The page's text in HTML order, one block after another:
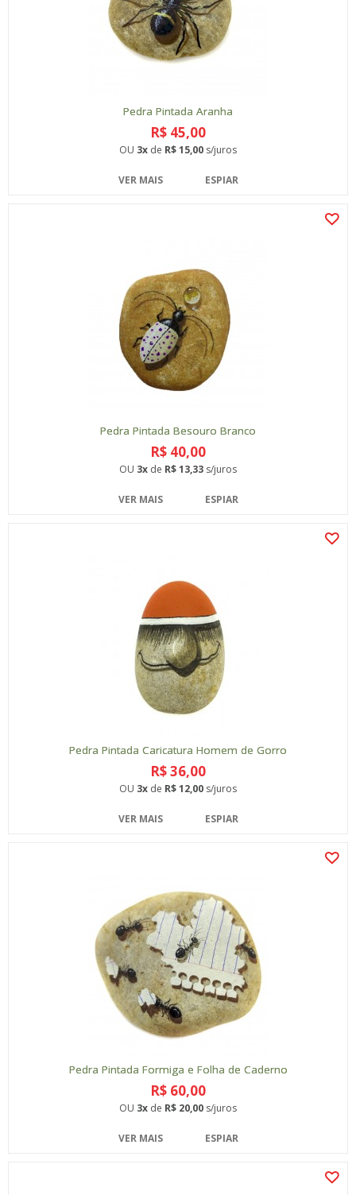
Pedra Pintada Aranha
R$ 45,00
OU 3x de R$ 15,00 s/juros
VER MAIS ESPIAR
Pedra Pintada Besouro Branco
R$ 40,00
OU 3x de R$ 13,33 s/juros
VER MAIS ESPIAR
Pedra Pintada Caricatura Homem de Gorro
R$ 36,00
OU 3x de R$ 12,00 s/juros
VER MAIS ESPIAR
Pedra Pintada Formiga e Folha de Caderno
R$ 60,00
OU 3x de R$ 20,00 s/juros
VER MAIS ESPIAR